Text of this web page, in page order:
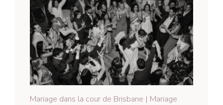
Mariage dans la cour de Brisbane | Mariage